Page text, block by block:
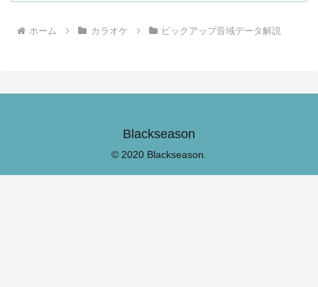
ホーム カラオケ ピックアップ音域データ解説
Blackseason
© 2020 Blackseason.